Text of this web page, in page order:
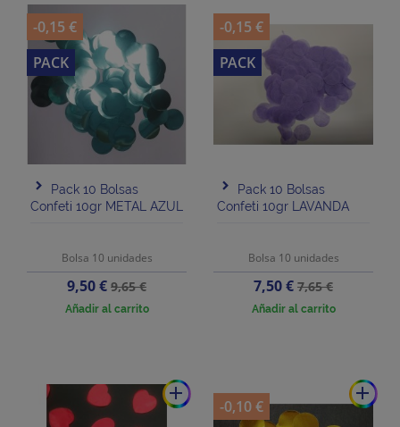
Pack 10 Bolsas
Confeti 10gr METAL AZUL
Bolsa 10 unidades
Precio
9,50 €Precio
base
9,65 €
Añadir al carrito
-0,15 €
PACK
Pack 10 Bolsas
Confeti 10gr LAVANDA
Bolsa 10 unidades
Precio
7,50 €Precio
base
7,65 €
Añadir al carrito
-0,15 €
PACK
add add
-0,10 €